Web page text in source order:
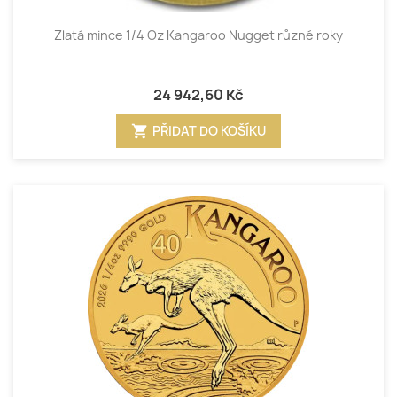
Zlatá mince 1/4 Oz Kangaroo Nugget různé roky
24 942,60 Kč
shopping_cart PŘIDAT DO KOŠÍKU